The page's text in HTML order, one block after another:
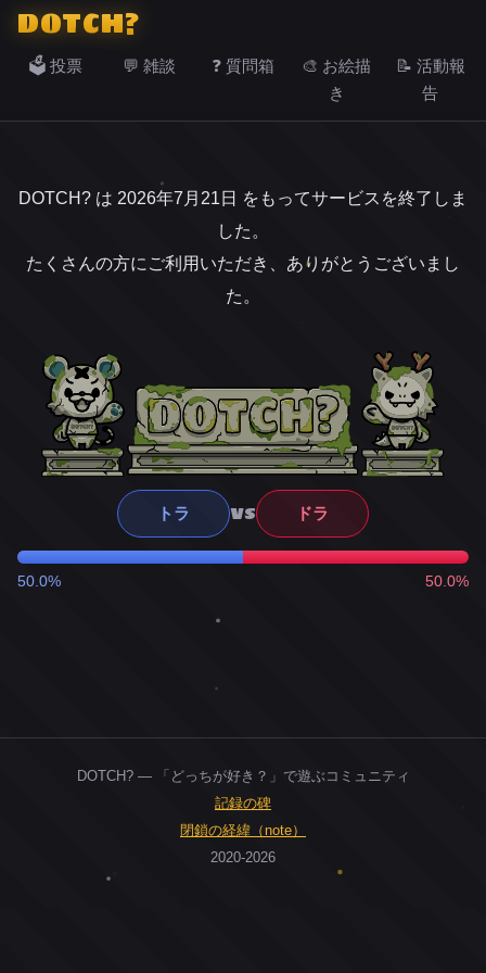
DOTCH?
🗳️ 投票 💬 雑談 ❓ 質問箱
🎨 お絵描
き
📝 活動報
告
DOTCH? は 2026年7月21日 をもってサービスを終了しま
した。
たくさんの方にご利用いただき、ありがとうございまし
た。
トラ VS ドラ
50.0% 50.0%
DOTCH? — 「どっちが好き？」で遊ぶコミュニティ
記録の碑
閉鎖の経緯（note）
2020-2026